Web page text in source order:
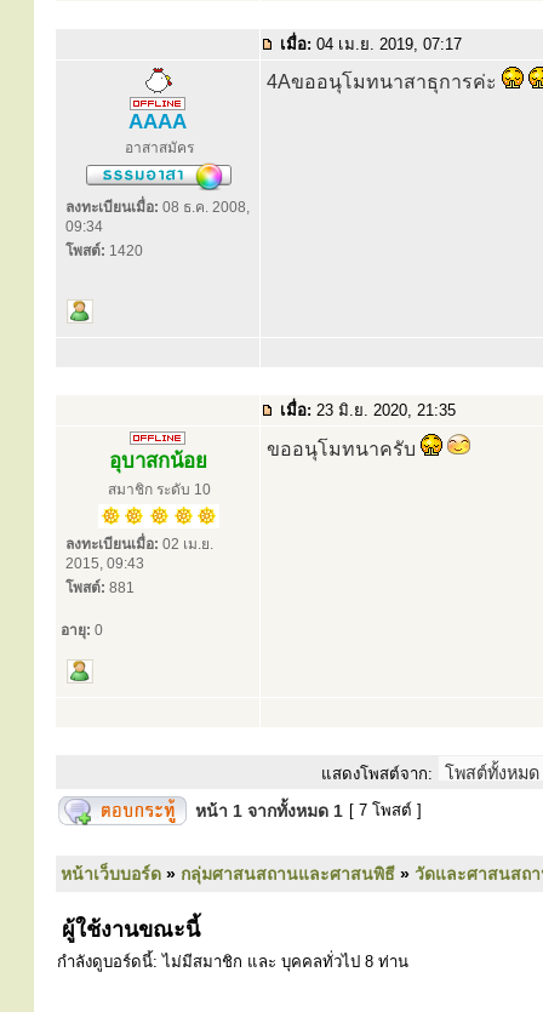
เมื่อ: 04 เม.ย. 2019, 07:17
AAAA
อาสาสมัคร
ลงทะเบียนเมื่อ: 08 ธ.ค. 2008,
09:34
โพสต์: 1420
4Aขออนุโมทนาสาธุการค่ะ
เมื่อ: 23 มิ.ย. 2020, 21:35
อุบาสกน้อย
สมาชิก ระดับ 10
ลงทะเบียนเมื่อ: 02 เม.ย.
2015, 09:43
โพสต์: 881
อายุ: 0
ขออนุโมทนาครับ
แสดงโพสต์จาก:
หน้า 1 จากทั้งหมด 1 [ 7 โพสต์ ]
หน้าเว็บบอร์ด » กลุ่มศาสนสถานและศาสนพิธี » วัดและศาสนสถ
ผู้ใช้งานขณะนี้
กำลังดูบอร์ดนี้: ไม่มีสมาชิก และ บุคคลทั่วไป 8 ท่าน